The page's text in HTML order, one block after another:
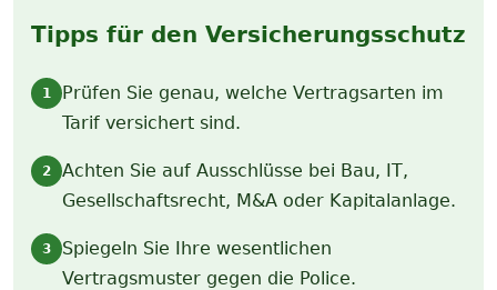
Tipps für den Versicherungs­schutz
1
Prüfen Sie genau, welche Vertragsarten im
Tarif versichert sind.
2
Achten Sie auf Ausschlüsse bei Bau, IT,
Gesellschaftsrecht, M&A oder Kapitalanlage.
3
Spiegeln Sie Ihre wesentlichen
Vertragsmuster gegen die Police.